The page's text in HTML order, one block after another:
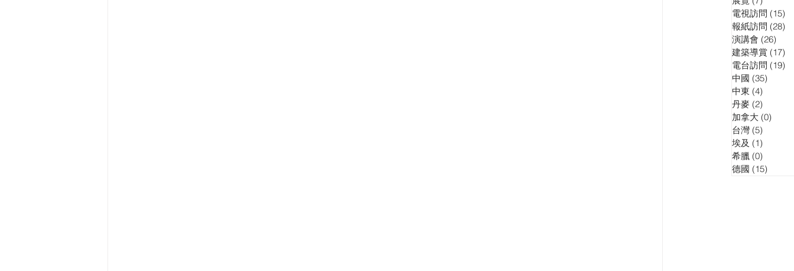
電視訪問 (15)
報紙訪問 (28)
演講會 (26)
建築導賞 (17)
電台訪問 (19)
中國 (35)
中東 (4)
丹麥 (2)
加拿大 (0)
台灣 (5)
埃及 (1)
希臘 (0)
德國 (15)